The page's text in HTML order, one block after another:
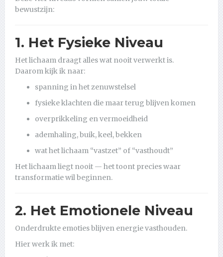
bewustzijn:
1. Het Fysieke Niveau
Het lichaam draagt alles wat nooit verwerkt is.
Daarom kijk ik naar:
spanning in het zenuwstelsel
fysieke klachten die maar terug blijven komen
overprikkeling en vermoeidheid
ademhaling, buik, keel, bekken
wat het lichaam “vastzet” of “vasthoudt”
Het lichaam liegt nooit — het toont precies waar
transformatie wil beginnen.
2. Het Emotionele Niveau
Onderdrukte emoties blijven energie vasthouden.
Hier werk ik met: